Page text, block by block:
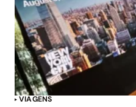
VIAGENS